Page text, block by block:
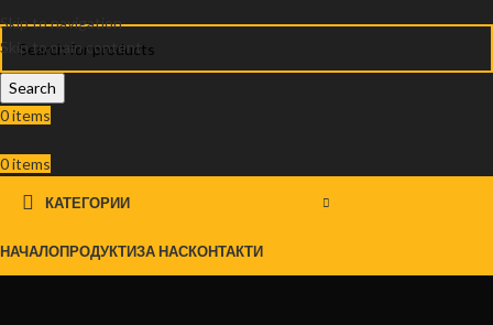
Skip to navigation
Skip to main content
Search
0items
0items
КАТЕГОРИИ
НАЧАЛОПРОДУКТИЗА НАСКОНТАКТИ